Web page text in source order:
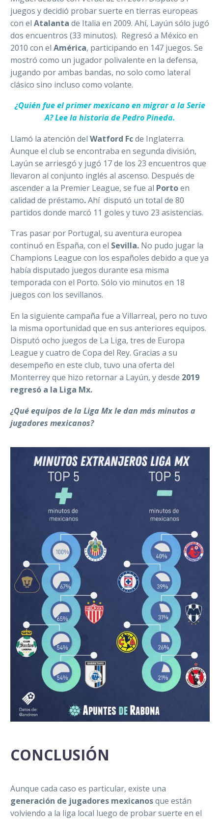
juegos y decidió probar suerte en tierras europeas
con el Atalanta de Italia en 2009. Ahí, Layún sólo jugó
dos encuentros (33 minutos). Regresó a México en
2010 con el América, participando en 147 juegos. Se
mostró como un jugador polivalente en la defensa,
jugando por ambas bandas, no solo como lateral
clásico sino incluso como volante.
¿Quién fue el primer mexicano en migrar a la Serie
A? Lee la historia de Pedro Pineda.
Llamó la atención del Watford Fcde Inglaterra.
Aunque el club se encontraba en segunda división,
Layún se arriesgó y jugó 17 de los 23 encuentros que
llevaron al conjunto inglés al ascenso. Después de
ascender a la Premier League, se fue al Portoen
calidad de préstamo.Ahí disputó un total de 80
partidos donde marcó 11 goles y tuvo 23 asistencias.
Tras pasar por Portugal, su aventura europea
continuó en España, con el Sevilla. No pudo jugar la
Champions League con los españoles debido a que ya
había disputado juegos durante esa misma
temporada con el Porto. Sólo vio minutos en 18
juegos con los sevillanos.
En la siguiente campaña fue a Villarreal, pero no tuvo
la misma oportunidad que en sus anteriores equipos.
Disputó ocho juegos de La Liga, tres de Europa
League y cuatro de Copa del Rey. Gracias a su
desempeño en este club, tuvo una oferta del
Monterrey que hizo retornar a Layún, y desde 2019
regresó a la Liga Mx.
¿Qué equipos de la Liga Mx le dan más minutos a
jugadores mexicanos?
CONCLUSIÓN
Aunque cada caso es particular, existe una
generación de jugadores mexicanosque están
volviendo a la liga local luego de probar suerte en el